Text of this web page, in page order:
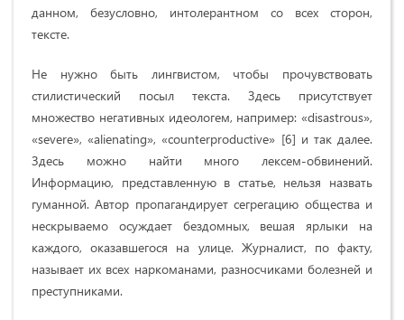
данном, безусловно, интолерантном со всех сторон,
тексте.
Не нужно быть лингвистом, чтобы прочувствовать
стилистический посыл текста. Здесь присутствует
множество негативных идеологем, например: «disastrous»,
«severe», «alienating», «counterproductive» [6] и так далее.
Здесь можно найти много лексем-обвинений.
Информацию, представленную в статье, нельзя назвать
гуманной. Автор пропагандирует сегрегацию общества и
нескрываемо осуждает бездомных, вешая ярлыки на
каждого, оказавшегося на улице. Журналист, по факту,
называет их всех наркоманами, разносчиками болезней и
преступниками.